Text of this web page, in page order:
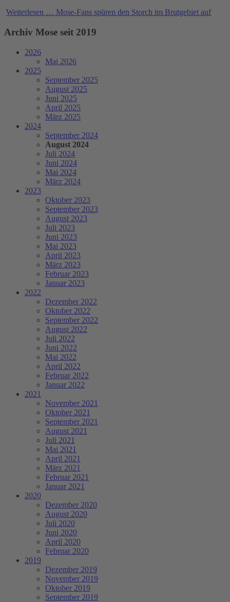
Weiterlesen … Mose-Fans spüren den Storch im Brutgebiet auf
Archiv Mose seit 2019
2026
Mai 2026
2025
September 2025
August 2025
Juni 2025
April 2025
März 2025
2024
September 2024
August 2024
Juli 2024
Juni 2024
Mai 2024
März 2024
2023
Oktober 2023
September 2023
August 2023
Juli 2023
Juni 2023
Mai 2023
April 2023
März 2023
Februar 2023
Januar 2023
2022
Dezember 2022
Oktober 2022
September 2022
August 2022
Juli 2022
Juni 2022
Mai 2022
April 2022
Februar 2022
Januar 2022
2021
November 2021
Oktober 2021
September 2021
August 2021
Juli 2021
Mai 2021
April 2021
März 2021
Februar 2021
Januar 2021
2020
Dezember 2020
August 2020
Juli 2020
Juni 2020
April 2020
Februar 2020
2019
Dezember 2019
November 2019
Oktober 2019
September 2019